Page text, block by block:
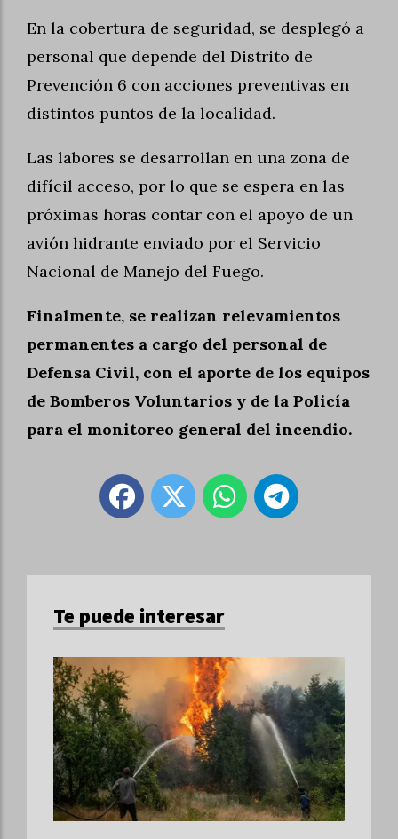
En la cobertura de seguridad, se desplegó a
personal que depende del Distrito de
Prevención 6 con acciones preventivas en
distintos puntos de la localidad.
Las labores se desarrollan en una zona de
difícil acceso, por lo que se espera en las
próximas horas contar con el apoyo de un
avión hidrante enviado por el Servicio
Nacional de Manejo del Fuego.
Finalmente, se realizan relevamientos
permanentes a cargo del personal de
Defensa Civil, con el aporte de los equipos
de Bomberos Voluntarios y de la Policía
para el monitoreo general del incendio.
Te puede interesar